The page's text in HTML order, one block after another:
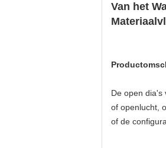
Van het
De open dia's
of openlucht,
of de